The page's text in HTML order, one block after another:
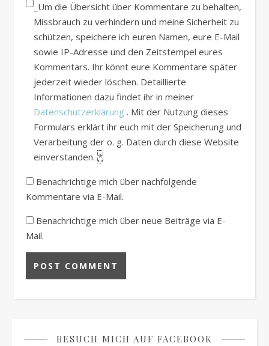
_Um die Übersicht über Kommentare zu behalten,
Missbrauch zu verhindern und meine Sicherheit zu
schützen, speichere ich euren Namen, eure E-Mail
sowie IP-Adresse und den Zeitstempel eures
Kommentars. Ihr könnt eure Kommentare später
jederzeit wieder löschen. Detaillierte
Informationen dazu findet ihr in meiner
Datenschutzerklärung . Mit der Nutzung dieses
Formulars erklärt ihr euch mit der Speicherung und
Verarbeitung der o. g. Daten durch diese Website
einverstanden. *
Benachrichtige mich über nachfolgende
Kommentare via E-Mail.
Benachrichtige mich über neue Beiträge via E-
Mail.
BESUCH MICH AUF FACEBOOK